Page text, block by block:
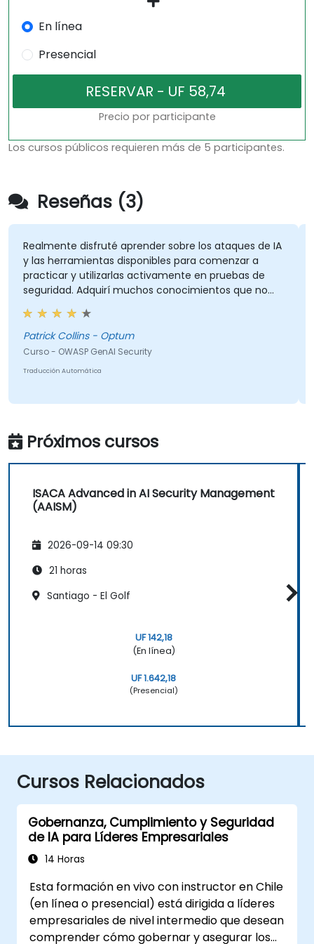
En línea
Presencial
Precio por participante
Los cursos públicos requieren más de 5 participantes.
Reseñas (3)
Realmente disfruté aprender sobre los ataques de IA
y las herramientas disponibles para comenzar a
practicar y utilizarlas activamente en pruebas de
seguridad. Adquirí muchos conocimientos que no
tenía al inicio, y el curso cumplió con lo que
esperaba. Mi parte favorita del entrenamiento fue el
navegador Comet, y quedé impresionado por lo que
podía hacer. Sin duda seguiré explorándolo más. En
Patrick Collins - Optum
Curso - OWASP GenAI Security
Traducción Automática
Próximos cursos
ISACA Advanced in AI Security Management
(AAISM)
2026-09-14 09:30
21 horas
Santiago - El Golf
UF 142,18
(En línea)
UF 1.642,18
(Presencial)
Cursos Relacionados
Gobernanza, Cumplimiento y Seguridad
de IA para Líderes Empresariales
14 Horas
Esta formación en vivo con instructor en Chile
(en línea o presencial) está dirigida a líderes
empresariales de nivel intermedio que desean
comprender cómo gobernar y asegurar los